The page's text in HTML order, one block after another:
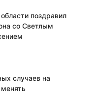
поздравил
со Светлым
случаев на
менять